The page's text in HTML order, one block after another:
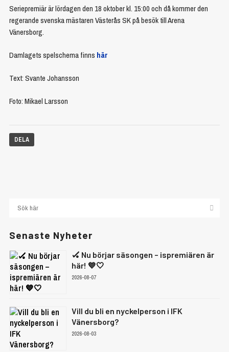
Seriepremiär är lördagen den 18 oktober kl. 15:00 och då kommer den
regerande svenska mästaren Västerås SK på besök till Arena
Vänersborg.
Damlagets spelschema finns här
Text: Svante Johansson
Foto: Mikael Larsson
DELA
Senaste Nyheter
🏑 Nu börjar säsongen – ispremiären är
här! 💙🤍
2026-08-07
Vill du bli en nyckelperson i IFK
Vänersborg?
2026-08-03